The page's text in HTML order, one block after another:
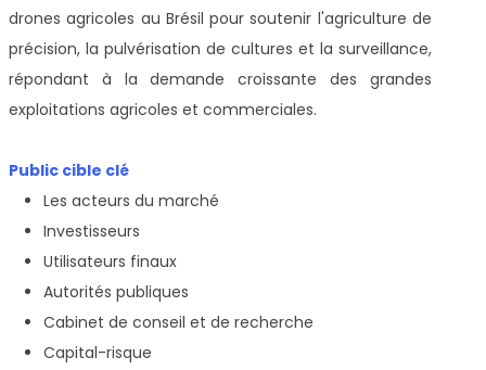
drones agricoles au Brésil pour soutenir l'agriculture de
précision, la pulvérisation de cultures et la surveillance,
répondant à la demande croissante des grandes
exploitations agricoles et commerciales.
Public cible clé
Les acteurs du marché
Investisseurs
Utilisateurs finaux
Autorités publiques
Cabinet de conseil et de recherche
Capital-risque